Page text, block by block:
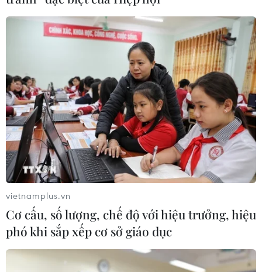
Số ca nhiễm SARS-CoV-2 tại khu vực Mỹ
Latinh vượt quá 100.000 người
20/04/2020 04:26
Theo Quỹ Tiền tệ Quốc tế (IMF), dịch bệnh COVID-19 có
thể để lại những hậu quả rất tiêu cực đối với Mỹ Latinh,
khiến nền kinh tế này phải đối mặt với tình trạng suy
thoái trầm trọng.
vietnamplus.vn
Cơ cấu, số lượng, chế độ với hiệu trưởng, hiệu
phó khi sắp xếp cơ sở giáo dục